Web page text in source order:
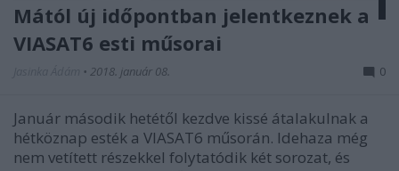
Mától új időpontban jelentkeznek a
VIASAT6 esti műsorai
• 2018. január 08. 0
Január második hetétől kezdve kissé átalakulnak a
hétköznap esték a VIASAT6 műsorán. Idehaza még
nem vetített részekkel folytatódik két sorozat, és